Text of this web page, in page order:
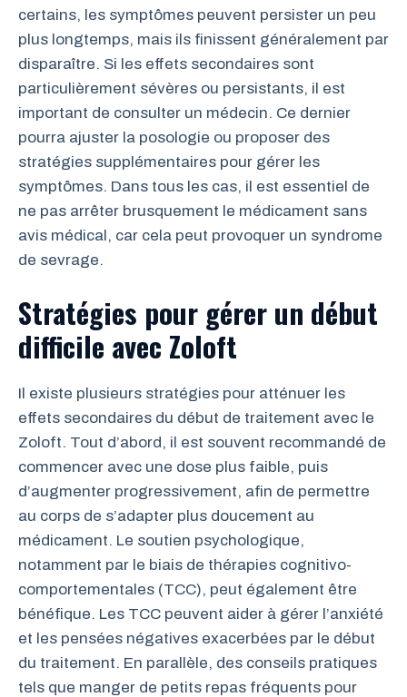
certains, les symptômes peuvent persister un peu
plus longtemps, mais ils finissent généralement par
disparaître. Si les effets secondaires sont
particulièrement sévères ou persistants, il est
important de consulter un médecin. Ce dernier
pourra ajuster la posologie ou proposer des
stratégies supplémentaires pour gérer les
symptômes. Dans tous les cas, il est essentiel de
ne pas arrêter brusquement le médicament sans
avis médical, car cela peut provoquer un syndrome
de sevrage.
Stratégies pour gérer un début
difficile avec Zoloft
Il existe plusieurs stratégies pour atténuer les
effets secondaires du début de traitement avec le
Zoloft. Tout d’abord, il est souvent recommandé de
commencer avec une dose plus faible, puis
d’augmenter progressivement, afin de permettre
au corps de s’adapter plus doucement au
médicament. Le soutien psychologique,
notamment par le biais de thérapies cognitivo-
comportementales (TCC), peut également être
bénéfique. Les TCC peuvent aider à gérer l’anxiété
et les pensées négatives exacerbées par le début
du traitement. En parallèle, des conseils pratiques
tels que manger de petits repas fréquents pour